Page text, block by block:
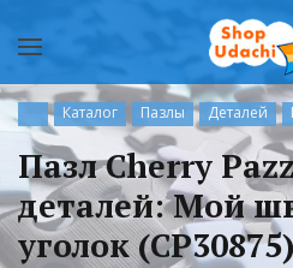
Каталог Пазлы Деталей
Пазл Cherry
деталей: Мой
уголок (CP30875)